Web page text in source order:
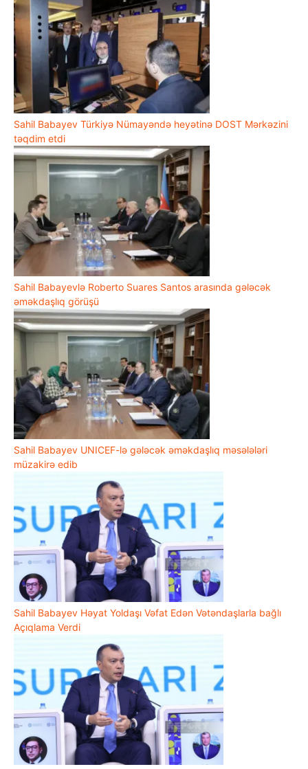
Sahil Babayev Türkiyə Nümayəndə heyətinə DOST Mərkəzini
təqdim etdi
Sahil Babayevlə Roberto Suares Santos arasında gələcək
əməkdaşlıq görüşü
Sahil Babayev UNICEF-lə gələcək əməkdaşlıq məsələləri
müzakirə edib
Sahil Babayev Həyat Yoldaşı Vəfat Edən Vətəndaşlarla bağlı
Açıqlama Verdi